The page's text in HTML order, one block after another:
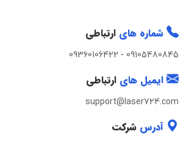
شماره های ارتباطی
09105480845
-
09360106422
ایمیل های ارتباطی
support@laser724.com
آدرس شرکت